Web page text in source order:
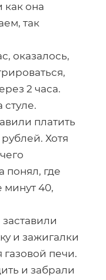
как она
так
оказалось,
2 часа.
платить
Хотя
понял, где
40,
и зажигалки
печи.
и забрали